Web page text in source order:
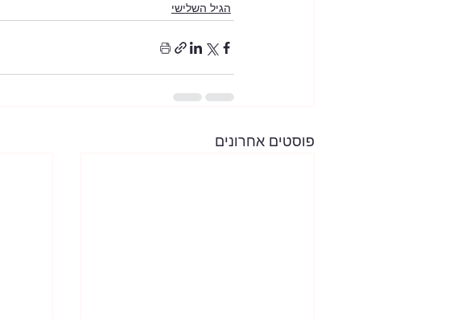
הגיל השלישי
פוסטים אחרונים